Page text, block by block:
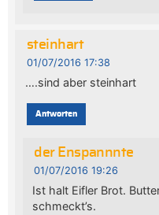
steinhart
01/07/2016 17:38
….sind aber steinhart
Antworten
der Enspannnte
01/07/2016 19:26
Ist halt Eifler Brot.
schmeckt’s.